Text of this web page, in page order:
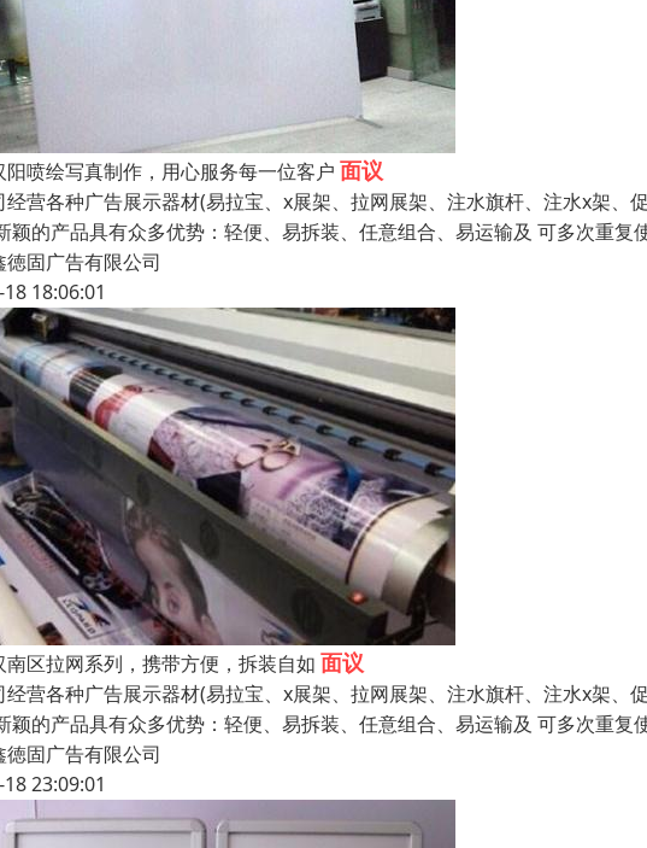
阳喷绘写真制作，用心服务每一位客户 面议
经营各种广告展示器材(易拉宝、x展架、拉网展架、注水旗杆、注水x架、
颖的产品具有众多优势：轻便、易拆装、任意组合、易运输及 可多次重复
徳固广告有限公司
18:06:01
南区拉网系列，携带方便，拆装自如 面议
经营各种广告展示器材(易拉宝、x展架、拉网展架、注水旗杆、注水x架、
颖的产品具有众多优势：轻便、易拆装、任意组合、易运输及 可多次重复
徳固广告有限公司
23:09:01